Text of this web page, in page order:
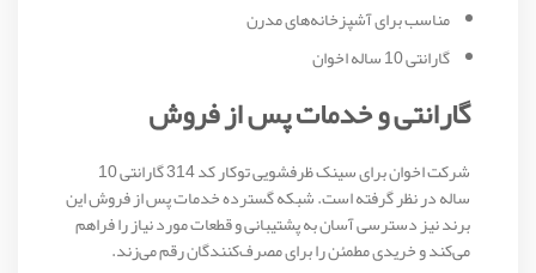
مناسب برای آشپزخانه‌های مدرن
گارانتی 10 ساله اخوان
گارانتی و خدمات پس از فروش
شرکت اخوان برای سینک ظرفشویی توکار کد 314 گارانتی 10
ساله در نظر گرفته است. شبکه گسترده خدمات پس از فروش این
برند نیز دسترسی آسان به پشتیبانی و قطعات مورد نیاز را فراهم
می‌کند و خریدی مطمئن را برای مصرف‌کنندگان رقم می‌زند.